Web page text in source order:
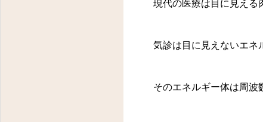
現代の医療は目に見える
気診は目に見えないエネ
そのエネルギー体は周波